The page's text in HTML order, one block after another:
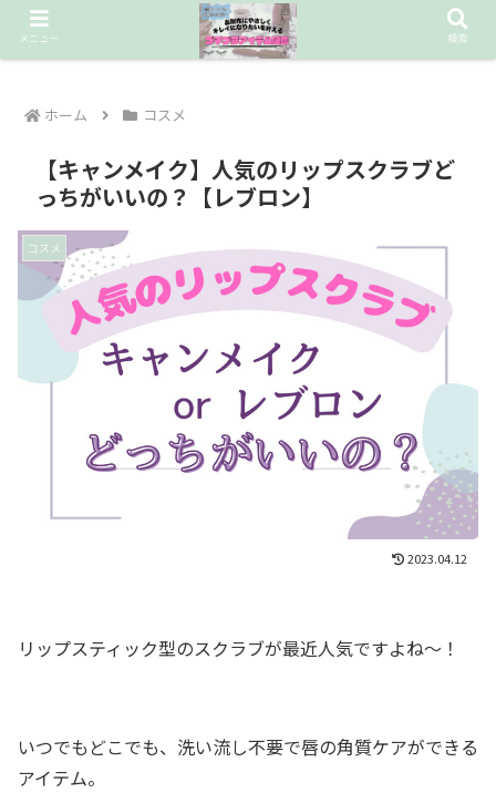
お財布に優しいデパコス級コスメを探し続ける❤︎
ホーム コスメ
【キャンメイク】人気のリップスクラブど
っちがいいの？【レブロン】
コスメ
2023.04.12
リップスティック型のスクラブが最近人気ですよね〜！
いつでもどこでも、洗い流し不要で唇の角質ケアができる
アイテム。
メニュー 検索